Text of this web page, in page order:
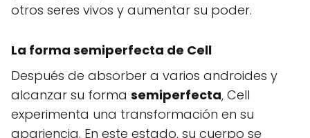
otros seres vivos y aumentar su poder.
La forma semiperfecta de Cell
Después de absorber a varios androides y
alcanzar su forma semiperfecta, Cell
experimenta una transformación en su
apariencia. En este estado, su cuerpo se